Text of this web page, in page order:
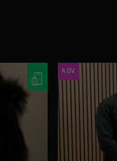
ADV